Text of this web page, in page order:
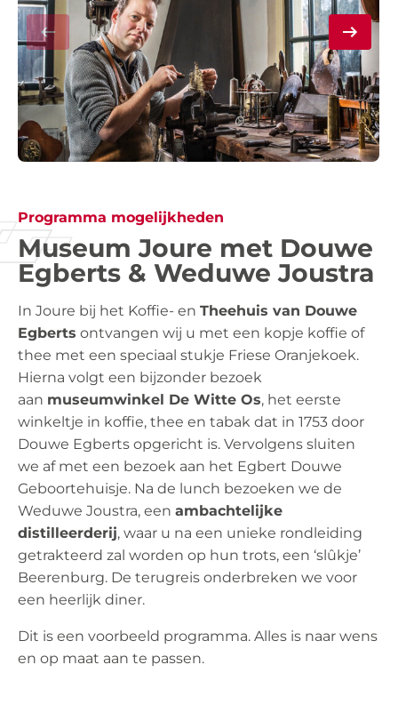
Programma mogelijkheden
Museum Joure met Douwe
Egberts & Weduwe Joustra
In Joure bij het Koffie- enTheehuis van Douwe
Egberts ontvangen wij u met een kopje koffie of
thee met een speciaal stukje Friese Oranjekoek.
Hierna volgt een bijzonder bezoek
aan museumwinkel De Witte Os, het eerste
winkeltje in koffie, thee en tabak dat in 1753 door
Douwe Egberts opgericht is. Vervolgens sluiten
we af met een bezoek aan het Egbert Douwe
Geboortehuisje. Na de lunch bezoeken we de
Weduwe Joustra, eenambachtelijke
distilleerderij, waar u na een unieke rondleiding
getrakteerd zal worden op hun trots, een ‘slûkje’
Beerenburg. De terugreis onderbreken we voor
een heerlijk diner.
Dit is een voorbeeld programma. Alles is naar wens
en op maat aan te passen.